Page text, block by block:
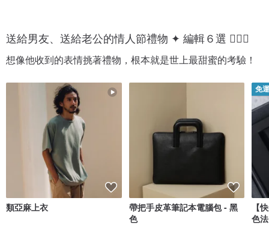
送給男友、送給老公的情人節禮物 ✦ 編輯６選 💁🏻‍♂️
想像他收到的表情挑著禮物，根本就是世上最甜蜜的考驗！
類亞麻上衣
帶把手皮革筆記本電腦包 - 黑
色
免
【
色